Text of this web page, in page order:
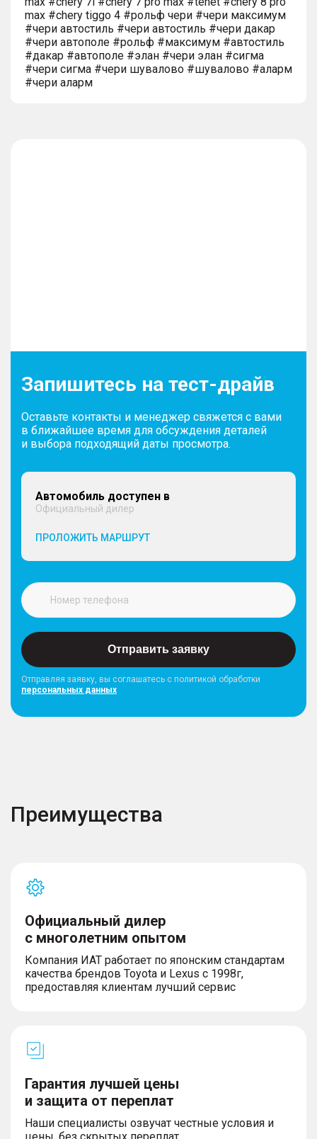
max #chery tiggo 4 #рольф чери #чери максимум
#чери автостиль #чери автостиль #чери дакар
#чери автополе #рольф #максимум #автостиль
#дакар #автополе #элан #чери элан #сигма
#чери сигма #чери шувалово #шувалово #аларм
#чери аларм
Запишитесь на тест-драйв
Оставьте контакты и менеджер свяжется с вами
в ближайшее время для обсуждения деталей
и выбора подходящий даты просмотра.
Автомобиль доступен в
Официальный дилер
ПРОЛОЖИТЬ МАРШРУТ
Отправить заявку
Отправляя заявку, вы соглашатесь с политикой обработки
персональных данных
Преимущества
Официальный дилер
с многолетним опытом
Компания ИАТ работает по японским стандартам
качества брендов Toyota и Lexus с 1998г,
предоставляя клиентам лучший сервис
Гарантия лучшей цены
и защита от переплат
Наши специалисты озвучат честные условия и
цены, без скрытых переплат